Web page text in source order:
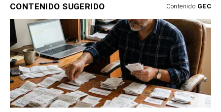
CONTENIDO SUGERIDO Contenido GEC